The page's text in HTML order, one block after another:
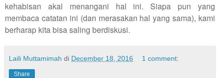
kehabisan akal menangani hal ini. Siapa pun yang
membaca catatan ini (dan merasakan hal yang sama), kami
berharap kita bisa saling berdiskusi.
Laili Muttamimah di December 18, 2016 1 comment:
Share